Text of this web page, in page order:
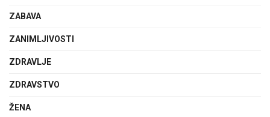
ZABAVA
ZANIMLJIVOSTI
ZDRAVLJE
ZDRAVSTVO
ŽENA